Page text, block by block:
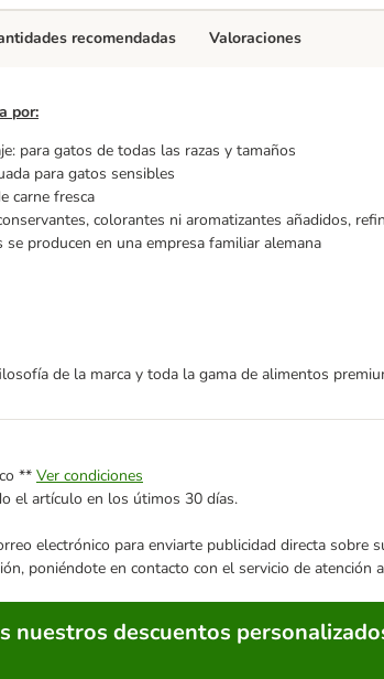
por:
para gatos de todas las razas y tamaños
para gatos sensibles
carne fresca
colorantes ni aromatizantes añadidos,
producen en una empresa familiar alemana
de la marca y toda la gama de alimentos
recomendadas Valoraciones
** Ver condiciones
el artículo en los útimos 30 días.
electrónico para enviarte publicidad directa
poniéndote en contacto con el servicio de atención
nuestros descuentos